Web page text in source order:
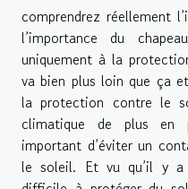
comprendrez réellement
l’importance du
uniquement à la
va bien plus loin que ça
la protection contre le
climatique de plus
important d’éviter un
le soleil. Et vu qu’il y a